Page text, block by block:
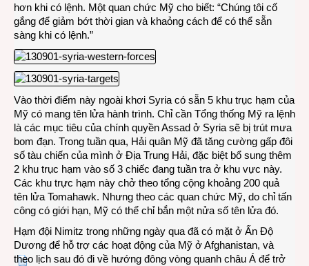
hơn khi có lệnh. Một quan chức Mỹ cho biết: “Chúng tôi cố
gắng để giảm bớt thời gian và khaỏng cách để có thể sẵn
sàng khi có lệnh.”
Vào thời điểm này ngoài khơi Syria có sẵn 5 khu trục hạm của
Mỹ có mang tên lửa hành trình. Chỉ cần Tổng thống Mỹ ra lệnh
là các mục tiêu của chính quyền Assad ở Syria sẽ bị trút mưa
bom đạn. Trong tuần qua, Hải quân Mỹ đã tăng cường gấp đôi
số tàu chiến của mình ở Địa Trung Hải, đặc biệt bổ sung thêm
2 khu trục hạm vào số 3 chiếc đang tuần tra ở khu vực này.
Các khu trực hạm này chở theo tổng cộng khoảng 200 quả
tên lửa Tomahawk. Nhưng theo các quan chức Mỹ, do chỉ tấn
công có giới hạn, Mỹ có thể chỉ bắn một nửa số tên lửa đó.
Hạm đội Nimitz trong những ngày qua đã có mặt ở Ấn Độ
Dương để hỗ trợ các hoạt động của Mỹ ở Afghanistan, và
theo lịch sau đó đi về hướng đông vòng quanh châu Á để trở